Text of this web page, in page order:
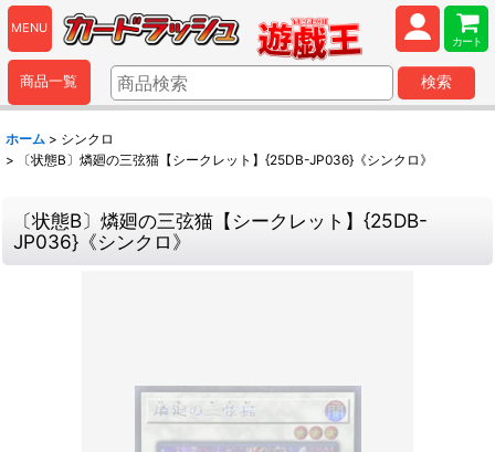
MENU
カート
商品一覧 検索
ホーム > シンクロ
>
〔状態B〕燐廻の三弦猫【シークレット】{25DB-JP036}《シンクロ》
〔状態B〕燐廻の三弦猫【シークレット】{25DB-
JP036}《シンクロ》